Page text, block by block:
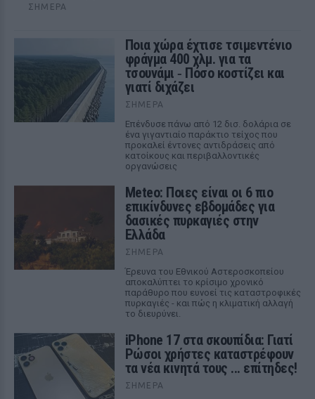
ΣΉΜΕΡΑ
Ποια χώρα έχτισε τσιμεντένιο
φράγμα 400 χλμ. για τα
τσουνάμι ‑ Πόσο κοστίζει και
γιατί διχάζει
ΣΉΜΕΡΑ
Επένδυσε πάνω από 12 δισ. δολάρια σε
ένα γιγαντιαίο παράκτιο τείχος που
προκαλεί έντονες αντιδράσεις από
κατοίκους και περιβαλλοντικές
οργανώσεις
Meteo: Ποιες είναι οι 6 πιο
επικίνδυνες εβδομάδες για
δασικές πυρκαγιές στην
Ελλάδα
ΣΉΜΕΡΑ
Έρευνα του Εθνικού Αστεροσκοπείου
αποκαλύπτει το κρίσιμο χρονικό
παράθυρο που ευνοεί τις καταστροφικές
πυρκαγιές - και πώς η κλιματική αλλαγή
το διευρύνει.
iPhone 17 στα σκουπίδια: Γιατί
Ρώσοι χρήστες καταστρέφουν
τα νέα κινητά τους ... επίτηδες!
ΣΉΜΕΡΑ